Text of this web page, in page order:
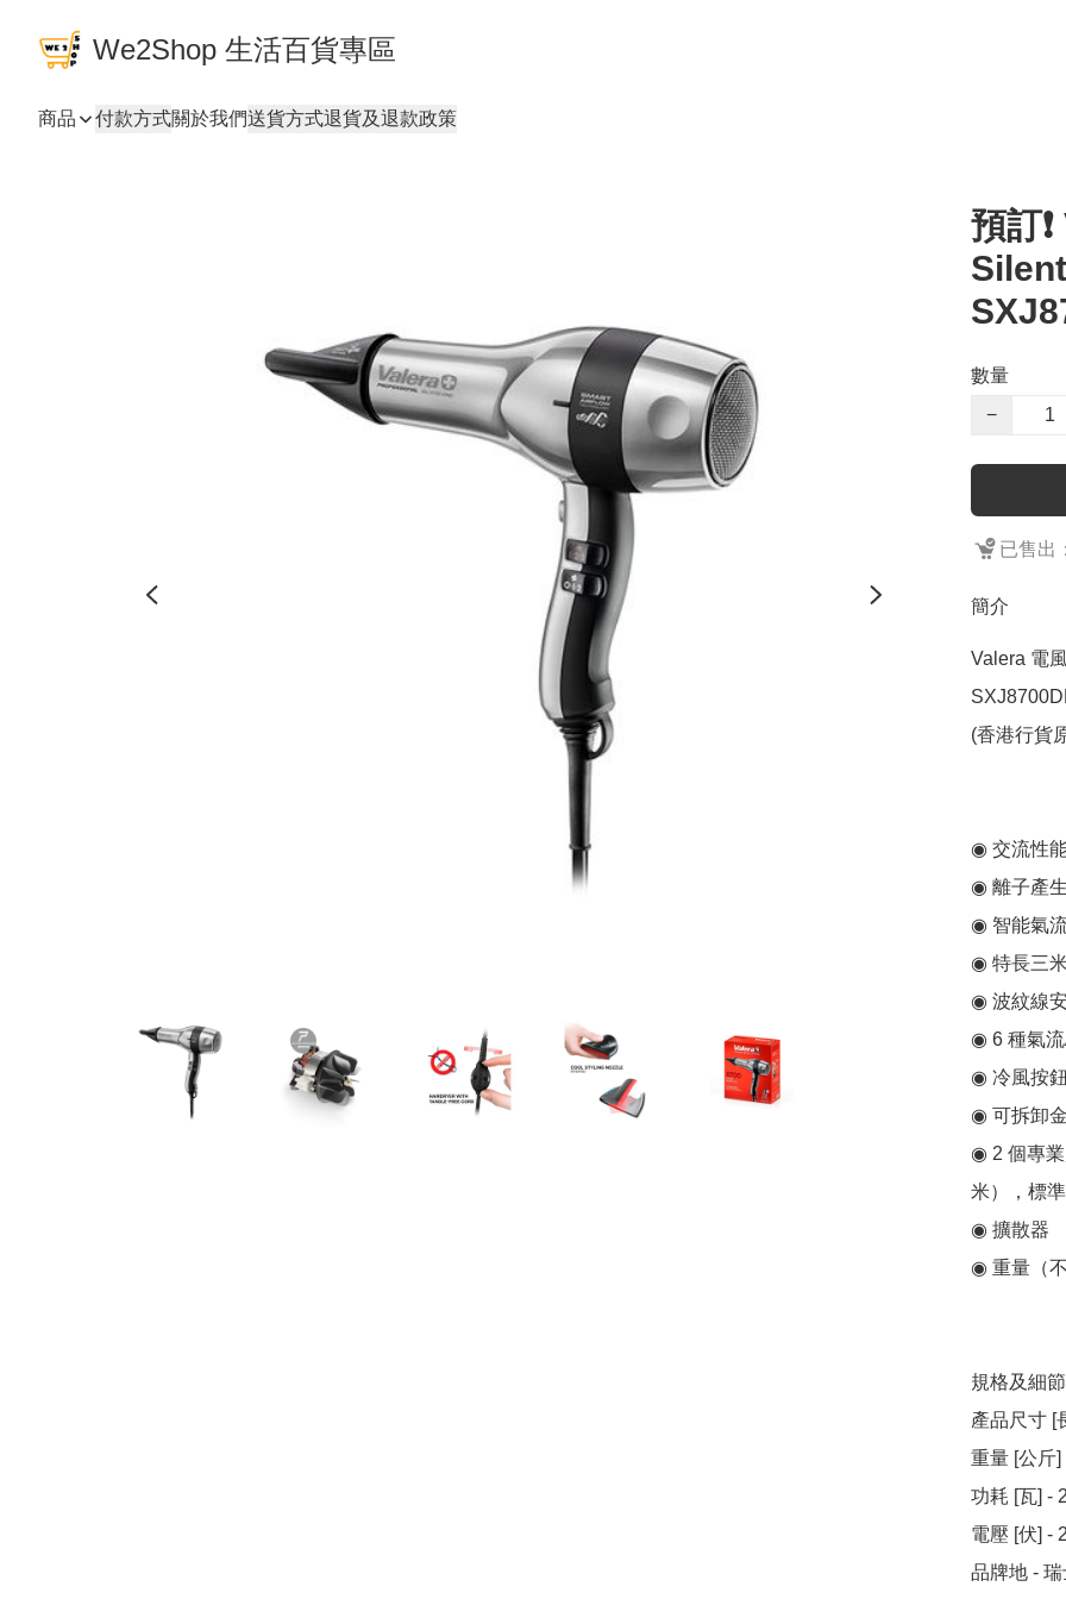
We2Shop 生活百貨專區
商品 付款方式關於我們送貨方式退貨及退款政策
預訂
數量
−
已售出
簡介
Valera 電
(香港行貨
◉ 交流性
◉ 離子產
◉ 智能氣
◉ 特長三
◉ 波紋線
◉ 6 種氣
◉ 冷風按
◉ 可拆卸
◉ 2 個專
米），標
◉ 擴散器
◉ 重量（
規格及細節
產品尺寸 [
重量 [公斤]
功耗 [瓦] -
電壓 [伏] -
品牌地 -